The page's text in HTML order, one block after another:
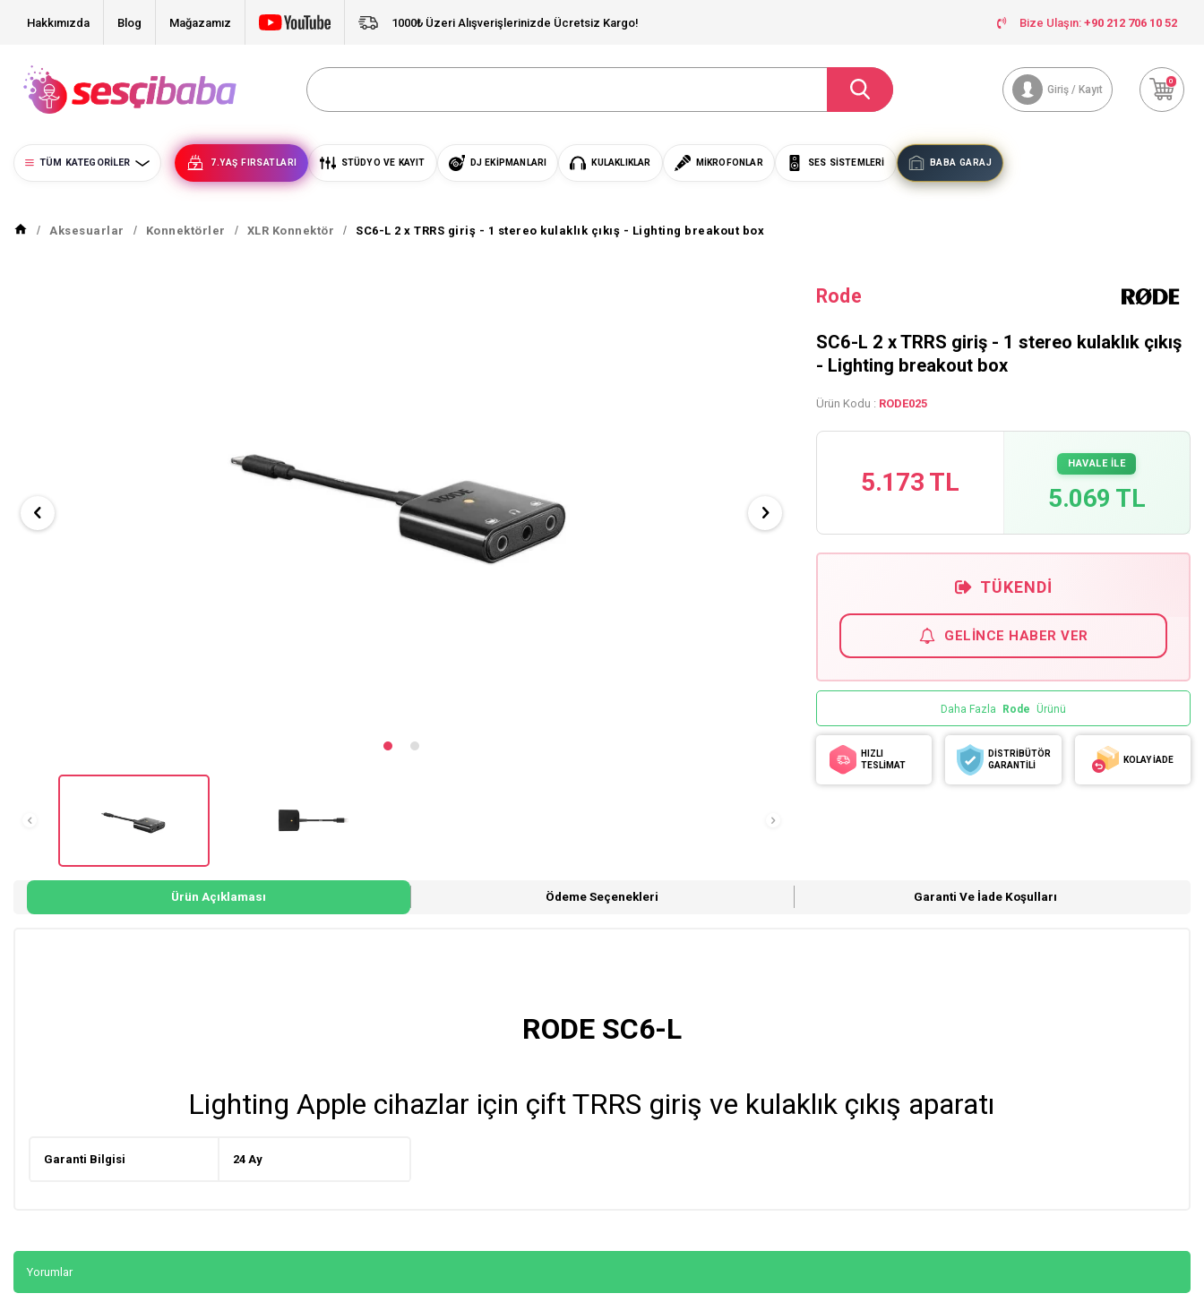
Hakkımızda Blog Mağazamız 1000₺ Üzeri Alışverişlerinizde Ücretsiz Kargo! Bize Ulaşın: +90 212 706 10 52
Giriş / Kayıt
0
TÜM KATEGORILER 7.YAŞ FIRSATLARI STÜDYO VE KAYIT DJ EKIPMANLARI KULAKLIKLAR MIKROFONLAR SES SISTEMLERI BABA GARAJ
Aksesuarlar Konnektörler XLR Konnektör SC6-L 2 x TRRS giriş - 1 stereo kulaklık çıkış - Lighting breakout box
Rode
SC6-L 2 x TRRS giriş - 1 stereo kulaklık çıkış
- Lighting breakout box
Ürün Kodu : RODE025
5.173 TL
HAVALE İLE
5.069 TL
TÜKENDI
GELINCE HABER VER
Daha Fazla Rode Ürünü
HIZLI
TESLİMAT
DİSTRİBÜTÖR
GARANTİLİ
KOLAY İADE
Ürün Açıklaması Ödeme Seçenekleri Garanti Ve İade Koşulları
RODE SC6-L
Lighting Apple cihazlar için çift TRRS giriş ve kulaklık çıkış aparatı
Garanti Bilgisi 24 Ay
Yorumlar